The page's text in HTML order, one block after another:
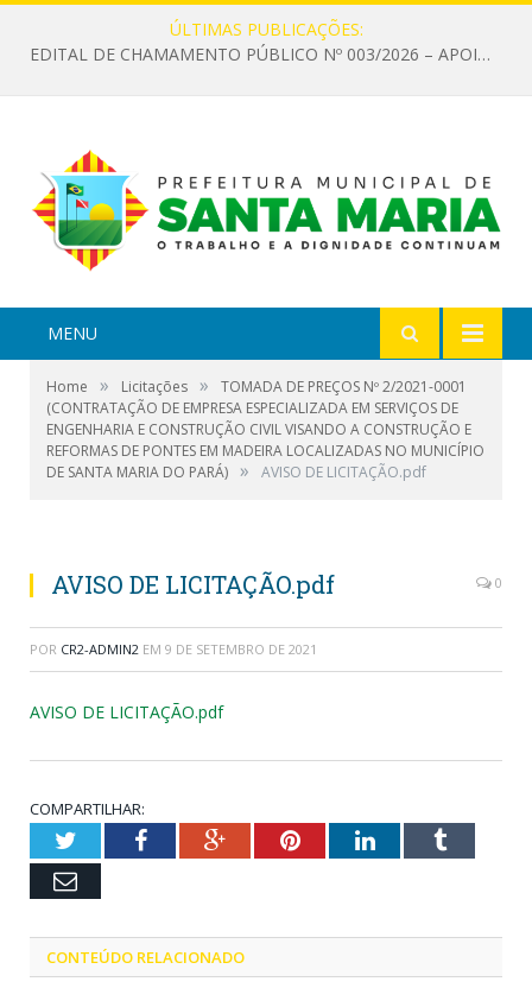
ÚLTIMAS PUBLICAÇÕES:
EDITAL DE CHAMAMENTO PÚBLICO Nº 003/2026 – APOIO À INFRAESTRUTURA CULTURAL
MENU
Home » Licitações »
TOMADA DE PREÇOS Nº 2/2021-0001
(CONTRATAÇÃO DE EMPRESA ESPECIALIZADA EM SERVIÇOS DE
ENGENHARIA E CONSTRUÇÃO CIVIL VISANDO A CONSTRUÇÃO E
REFORMAS DE PONTES EM MADEIRA LOCALIZADAS NO MUNICÍPIO
DE SANTA MARIA DO PARÁ) » AVISO DE LICITAÇÃO.pdf
AVISO DE LICITAÇÃO.pdf 0
POR CR2-ADMIN2 EM 9 DE SETEMBRO DE 2021
AVISO DE LICITAÇÃO.pdf
COMPARTILHAR:
TwitterFacebookGoogle+PinterestLinkedInTumblr
Email
CONTEÚDO RELACIONADO